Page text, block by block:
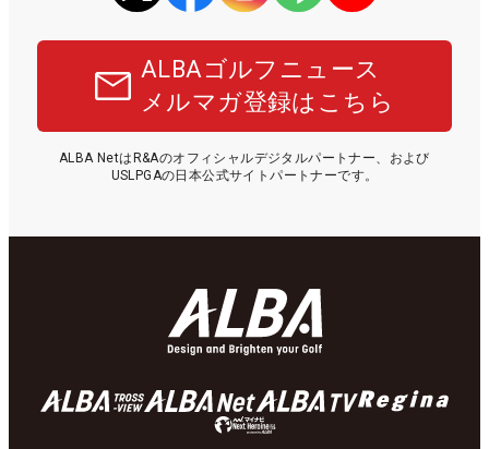
ALBAゴルフニュース
メルマガ登録はこちら
ALBA NetはR&Aのオフィシャルデジタルパートナー、および
USLPGAの日本公式サイトパートナーです。